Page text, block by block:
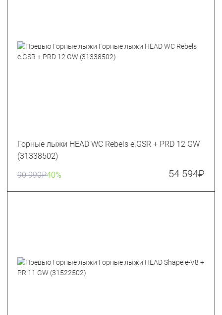
Горные лыжи HEAD WC Rebels e.GSR + PRD 12 GW
(31338502)
90 990₽40% 54 594₽